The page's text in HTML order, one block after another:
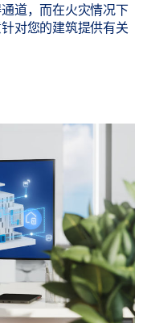
道，而在火灾情况下
对您的建筑提供有关